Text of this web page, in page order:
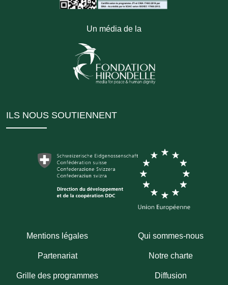
Un média de la
ILS NOUS SOUTIENNENT
Mentions légales Qui sommes-nous
Partenariat Notre charte
Grille des programmes Diffusion